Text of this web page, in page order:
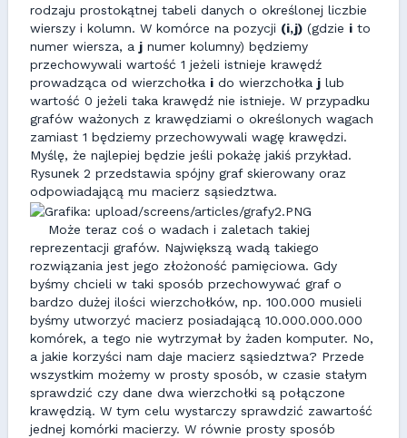
rodzaju prostokątnej tabeli danych o określonej liczbie
wierszy i kolumn. W komórce na pozycji (i,j) (gdzie i to
numer wiersza, a j numer kolumny) będziemy
przechowywali wartość 1 jeżeli istnieje krawędź
prowadząca od wierzchołka i do wierzchołka j lub
wartość 0 jeżeli taka krawędź nie istnieje. W przypadku
grafów ważonych z krawędziami o określonych wagach
zamiast 1 będziemy przechowywali wagę krawędzi.
Myślę, że najlepiej będzie jeśli pokażę jakiś przykład.
Rysunek 2 przedstawia spójny graf skierowany oraz
odpowiadającą mu macierz sąsiedztwa.
Może teraz coś o wadach i zaletach takiej
reprezentacji grafów. Największą wadą takiego
rozwiązania jest jego złożoność pamięciowa. Gdy
byśmy chcieli w taki sposób przechowywać graf o
bardzo dużej ilości wierzchołków, np. 100.000 musieli
byśmy utworzyć macierz posiadającą 10.000.000.000
komórek, a tego nie wytrzymał by żaden komputer. No,
a jakie korzyści nam daje macierz sąsiedztwa? Przede
wszystkim możemy w prosty sposób, w czasie stałym
sprawdzić czy dane dwa wierzchołki są połączone
krawędzią. W tym celu wystarczy sprawdzić zawartość
jednej komórki macierzy. W równie prosty sposób